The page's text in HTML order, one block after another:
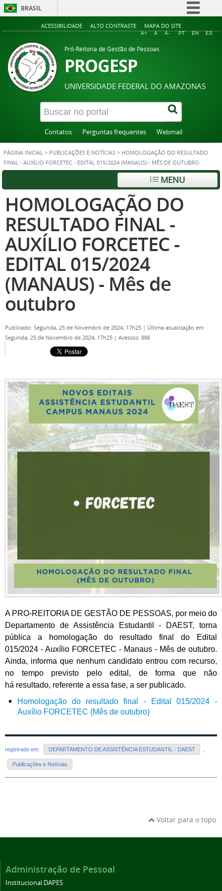
BRASIL
Simplifique!
Acesso à informação
Legislação
Canais
ACESSIBILIDADE ALTO CONTRASTE MAPA DO SITE
A+ A A- PT EN ES
Pró-Reitoria de Gestão de Pessoas
PROGESP
UNIVERSIDADE FEDERAL DO AMAZONAS
Contatos Perguntas frequentes Webmail
PÁGINA INICIAL > PUBLICAÇÕES E NOTÍCIAS > HOMOLOGAÇÃO DO RESULTADO
FINAL - AUXÍLIO FORCETEC - EDITAL 015/2024 (MANAUS) - MÊS DE OUTUBRO
MENU
HOMOLOGAÇÃO DO
RESULTADO FINAL -
AUXÍLIO FORCETEC -
EDITAL 015/2024
(MANAUS) - Mês de
outubro
Publicado: Segunda, 25 de Novembro de 2024, 17h25 | Última atualização em
Segunda, 25 de Novembro de 2024, 17h25 | Acessos: 886
A PRO-REITORIA DE GESTÃO DE PESSOAS, por meio do
Departamento de Assistência Estudantil - DAEST, torna
pública a homologação do resultado final do Edital
015/2024 - Auxílio FORCETEC - Manaus - Mês de outubro.
Ainda, informa que nenhum candidato entrou com recurso,
no tempo previsto pelo edital, de forma que não
há resultado, referente a essa fase, a ser publicado.
Homologação do resultado final - Edital 015/2024 -
Auxílio FORCETEC (Mês de outubro)
registrado em: DEPARTAMENTO DE ASSISTÊNCIA ESTUDANTIL - DAEST
Publicações e Notícias
Voltar para o topo
Administração de Pessoal
Institucional DAPES